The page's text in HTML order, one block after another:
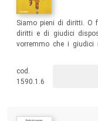
Siamo pieni di diritti. O
diritti e di giudici
vorremmo che i giudici
diritto? E in che modo
argomenti, cercando di
retorica e ideologia
cod.
1590.1.6